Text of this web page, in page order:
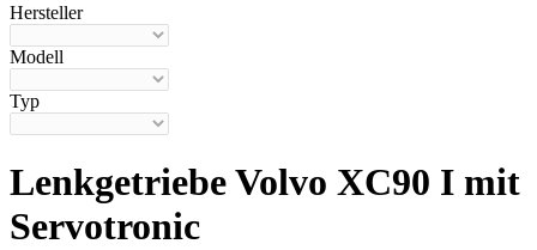
Hersteller
Modell
Typ
Lenkgetriebe Volvo XC90 I mit
Servotronic